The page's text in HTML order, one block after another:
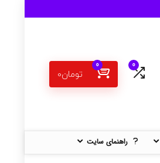
0
0
تومان0
راهنمای سایت